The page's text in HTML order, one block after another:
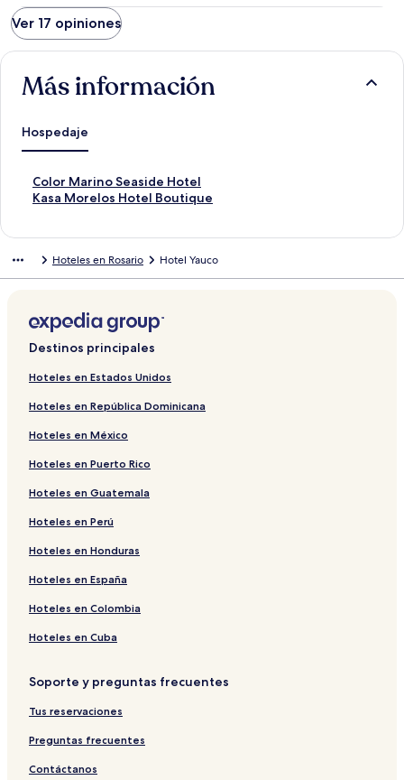
Ver 17 opiniones
Más información
Hospedaje
Color Marino Seaside Hotel
E
n
p
a
a
r
r
a
p
á
g
n
d
C
o
l
o
a
i
n
o
S
Kasa Morelos Hotel Boutique
E
e
r
a
b
i
l
a
p
á
i
a
e
K
a
s
o
e
l
o
s
Hoteles en Rosario Hotel Yauco
Destinos principales
Hoteles en Estados Unidos
Hoteles en República Dominicana
Hoteles en México
Hoteles en Puerto Rico
Hoteles en Guatemala
Hoteles en Perú
Hoteles en Honduras
Hoteles en España
Hoteles en Colombia
Hoteles en Cuba
Soporte y preguntas frecuentes
Tus reservaciones
Preguntas frecuentes
Contáctanos